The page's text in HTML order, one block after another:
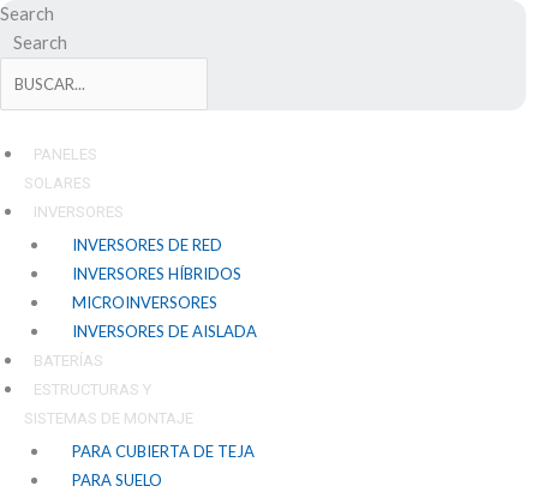
Ir
Search
Search
PANELES
SOLARES
INVERSORES
INVERSORES DE RED
INVERSORES HÍBRIDOS
MICROINVERSORES
INVERSORES DE AISLADA
BATERÍAS
ESTRUCTURAS Y
SISTEMAS DE MONTAJE
PARA CUBIERTA DE TEJA
PARA SUELO